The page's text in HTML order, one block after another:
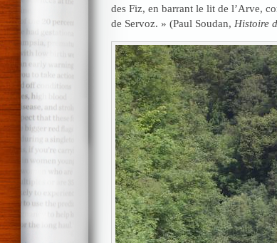
des Fiz, en barrant le lit de l’Arve,
de Servoz. » (Paul Soudan, Histoire